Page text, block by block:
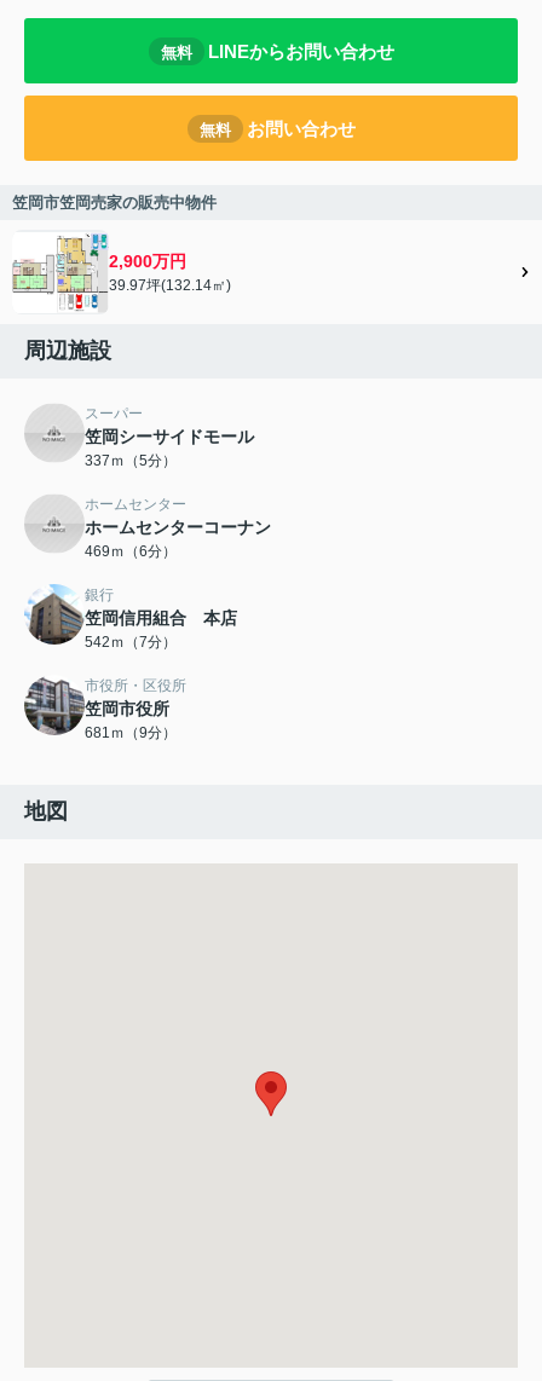
無料 LINEからお問い合わせ
無料 お問い合わせ
笠岡市笠岡売家の販売中物件
2,900万円
39.97坪(132.14㎡)
周辺施設
スーパー
笠岡シーサイドモール
337ｍ（5分）
ホームセンター
ホームセンターコーナン
469ｍ（6分）
銀行
笠岡信用組合 本店
542ｍ（7分）
市役所・区役所
笠岡市役所
681ｍ（9分）
地図